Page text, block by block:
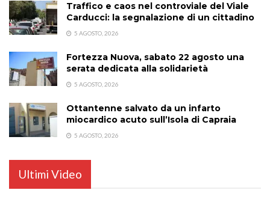
Traffico e caos nel controviale del Viale
Carducci: la segnalazione di un cittadino
5 AGOSTO, 2026
Fortezza Nuova, sabato 22 agosto una
serata dedicata alla solidarietà
5 AGOSTO, 2026
Ottantenne salvato da un infarto
miocardico acuto sull’Isola di Capraia
5 AGOSTO, 2026
Ultimi Video